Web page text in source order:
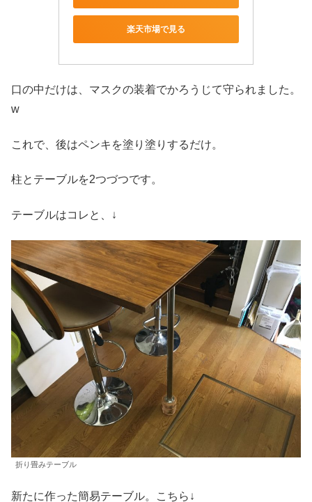
楽天市場で見る
口の中だけは、マスクの装着でかろうじて守られました。
w
これで、後はペンキを塗り塗りするだけ。
柱とテーブルを2つづつです。
テーブルはコレと、↓
折り畳みテーブル
新たに作った簡易テーブル。こちら↓